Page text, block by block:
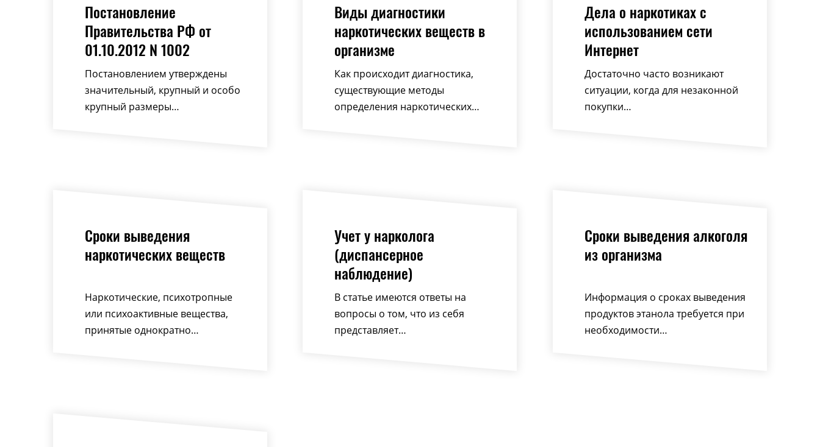
Постановление
Правительства РФ от
01.10.2012 N 1002
Постановлением утверждены
значительный, крупный и особо
крупный размеры…
Виды диагностики
наркотических веществ в
организме
Как происходит диагностика,
существующие методы
определения наркотических…
Дела о наркотиках с
использованием сети
Интернет
Достаточно часто возникают
ситуации, когда для незаконной
покупки…
Сроки выведения
наркотических веществ
Наркотические, психотропные
или психоактивные вещества,
принятые однократно…
Учет у нарколога
(диспансерное
наблюдение)
В статье имеются ответы на
вопросы о том, что из себя
представляет…
Сроки выведения алкоголя
из организма
Информация о сроках выведения
продуктов этанола требуется при
необходимости…